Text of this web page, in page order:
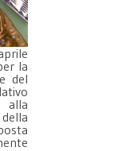
la
del
alla